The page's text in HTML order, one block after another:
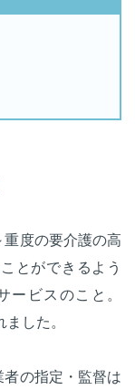
度の要介護の高
とができるよう
ービスのこと。
した。
の指定・監督は